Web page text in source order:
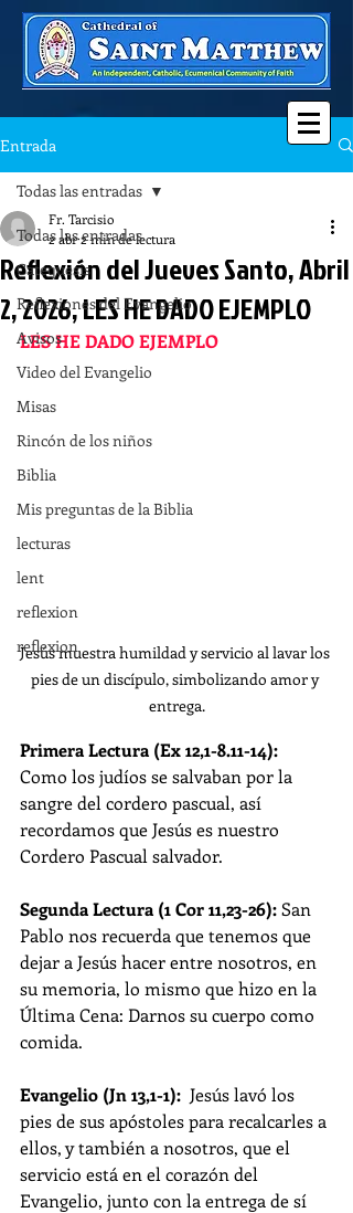
Entrada
Todas las entradas
Catequesis
Reflexiones del Evangelio
Avisos
Video del Evangelio
Misas
Rincón de los niños
Biblia
Mis preguntas de la Biblia
lecturas
lent
reflexion
reflexion
Todas las entradas
Reflexión del Jueves Santo, Abril
2, 2026, LES HE DADO EJEMPLO
Fr. Tarcisio
2 abr2 min de lectura
LES HE DADO EJEMPLO
Jesús muestra humildad y servicio al lavar los
pies de un discípulo, simbolizando amor y
entrega.
Primera Lectura (Ex 12,1-8.11-14):
Como los judíos se salvaban por la
sangre del cordero pascual, así
recordamos que Jesús es nuestro
Cordero Pascual salvador.
Segunda Lectura (1 Cor 11,23-26): San
Pablo nos recuerda que tenemos que
dejar a Jesús hacer entre nosotros, en
su memoria, lo mismo que hizo en la
Última Cena: Darnos su cuerpo como
comida.
Evangelio (Jn 13,1-1): Jesús lavó los
pies de sus apóstoles para recalcarles a
ellos, y también a nosotros, que el
servicio está en el corazón del
Evangelio, junto con la entrega de sí